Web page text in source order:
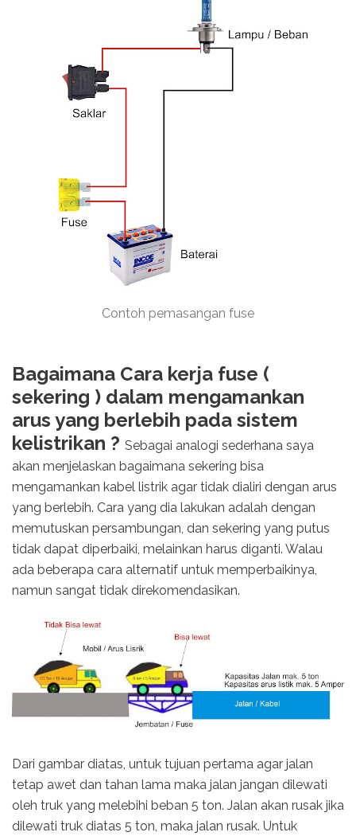
Contoh pemasangan fuse
Bagaimana Cara kerja fuse (
sekering ) dalam mengamankan
arus yang berlebih pada sistem
kelistrikan ? Sebagai analogi sederhana saya
akan menjelaskan bagaimana sekering bisa
mengamankan kabel listrik agar tidak dialiri dengan arus
yang berlebih. Cara yang dia lakukan adalah dengan
memutuskan persambungan, dan sekering yang putus
tidak dapat diperbaiki, melainkan harus diganti. Walau
ada beberapa cara alternatif untuk memperbaikinya,
namun sangat tidak direkomendasikan.
Dari gambar diatas, untuk tujuan pertama agar jalan
tetap awet dan tahan lama maka jalan jangan dilewati
oleh truk yang melebihi beban 5 ton. Jalan akan rusak jika
dilewati truk diatas 5 ton, maka jalan rusak. Untuk